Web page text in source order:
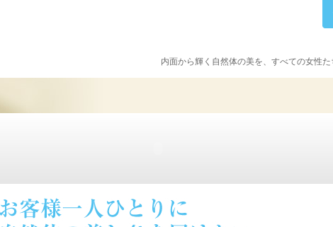
内面から輝く自然体の美を、すべての女性